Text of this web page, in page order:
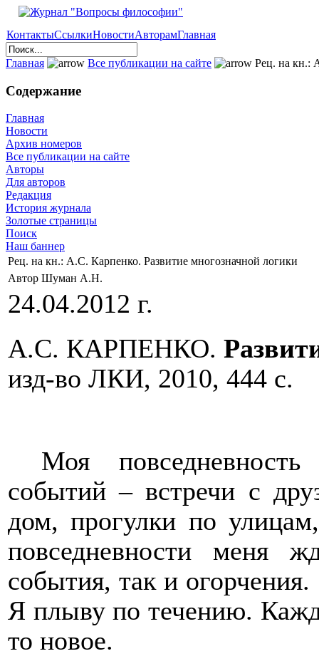
КонтактыСсылкиНовостиАвторамГлавная
Главная Все публикации на сайте Рец. на кн.:
Содержание
Главная
Новости
Архив номеров
Все публикации на сайте
Авторы
Для авторов
Редакция
История журнала
Золотые страницы
Поиск
Наш баннер
Рец. на кн.: А.С. Карпенко. Развитие многозначной логики
Автор Шуман А.Н.
24.04.2012 г.
А.С. КАРПЕНКО.
изд-во ЛКИ, 2010, 444 с.
Моя
событий – встречи с
дом, прогулки по
повседневности меня
события, так и
Я плыву по течению.
то новое.